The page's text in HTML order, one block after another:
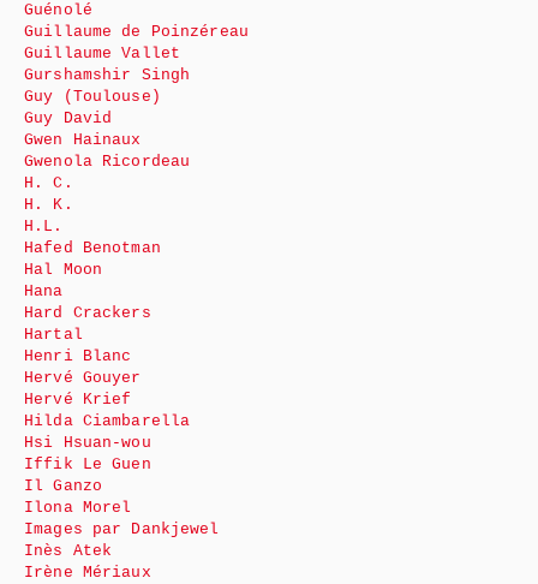
Guénolé
Guillaume de Poinzéreau
Guillaume Vallet
Gurshamshir Singh
Guy (Toulouse)
Guy David
Gwen Hainaux
Gwenola Ricordeau
H. C.
H. K.
H.L.
Hafed Benotman
Hal Moon
Hana
Hard Crackers
Hartal
Henri Blanc
Hervé Gouyer
Hervé Krief
Hilda Ciambarella
Hsi Hsuan-wou
Iffik Le Guen
Il Ganzo
Ilona Morel
Images par Dankjewel
Inès Atek
Irène Mériaux